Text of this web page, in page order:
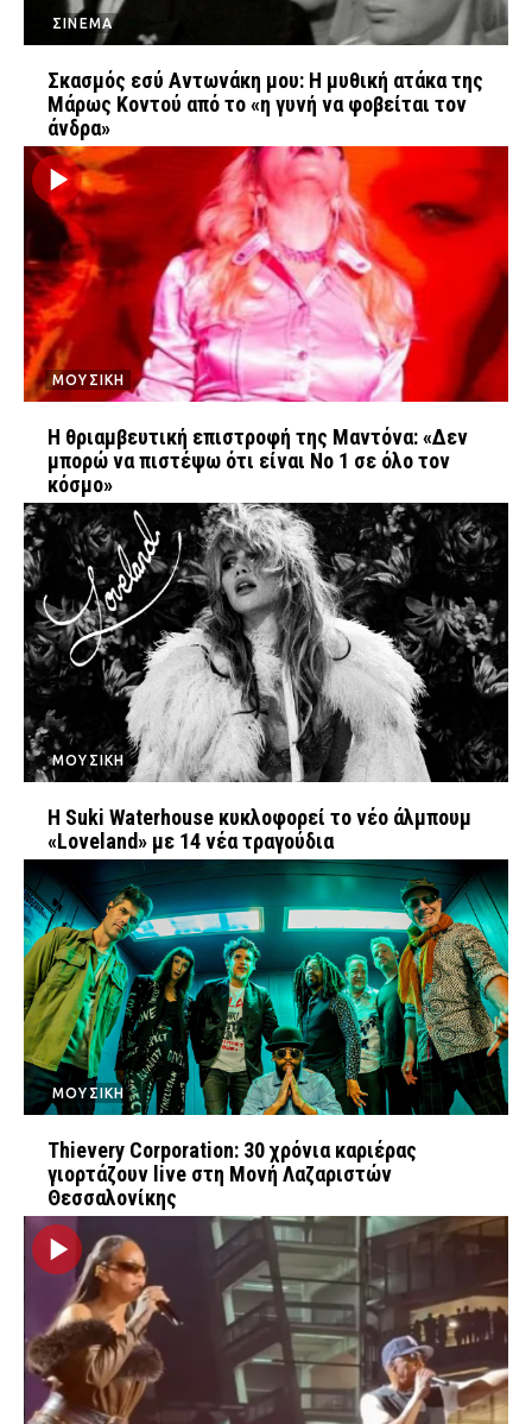
FEEDS
Πάσχα Eurovision
Retro Summer
OMG LOL
A-List LGBTQI+
Xmas
LIFE
Food
Body+Mind
Ταξίδια
Style
Σπίτι
Family
Σχέσεις
AGENDA
Agenda
Επιλογές
Εισιτήρια
ΣΙΝΕΜΑ
Σκασμός εσύ Αντωνάκη μου: Η μυθική ατάκα της
Μάρως Κοντού από το «η γυνή να φοβείται τον
άνδρα»
ΜΟΥΣΙΚΗ
Η θριαμβευτική επιστροφή της Μαντόνα: «Δεν
μπορώ να πιστέψω ότι είναι Νο 1 σε όλο τον
κόσμο»
ΜΟΥΣΙΚΗ
Η Suki Waterhouse κυκλοφορεί το νέο άλμπουμ
«Loveland» με 14 νέα τραγούδια
ΜΟΥΣΙΚΗ
Thievery Corporation: 30 χρόνια καριέρας
γιορτάζουν live στη Μονή Λαζαριστών
Θεσσαλονίκης